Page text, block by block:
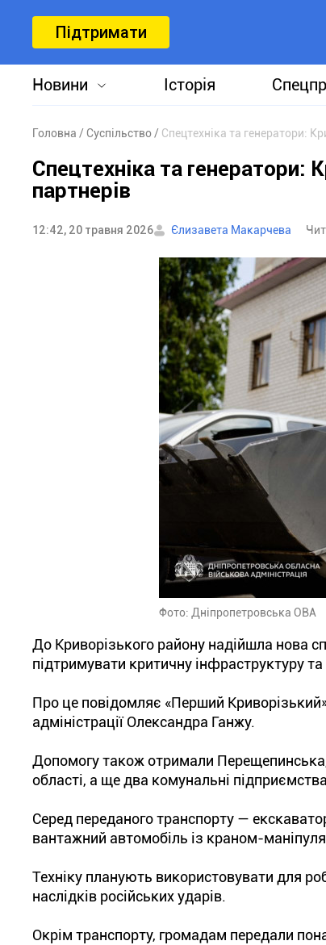
Підтримати
Новини Історія
Головна Суспільство Спецтехніка та генератори:
Спецтехніка та генератори:
партнерів
12:42, 20 травня 2026 Єлизавета Макарчева
Фото: Дніпропетровська ОВА
До Криворізького району надійшла нова
підтримувати критичну інфраструктуру та
Про це повідомляє «Перший
адміністрації Олександра Ганжу.
Допомогу також отримали
області, а ще два комунальні
Серед переданого транспорту —
вантажний автомобіль із краном-
Техніку планують використовувати для
наслідків російських ударів.
Окрім транспорту, громадам передали